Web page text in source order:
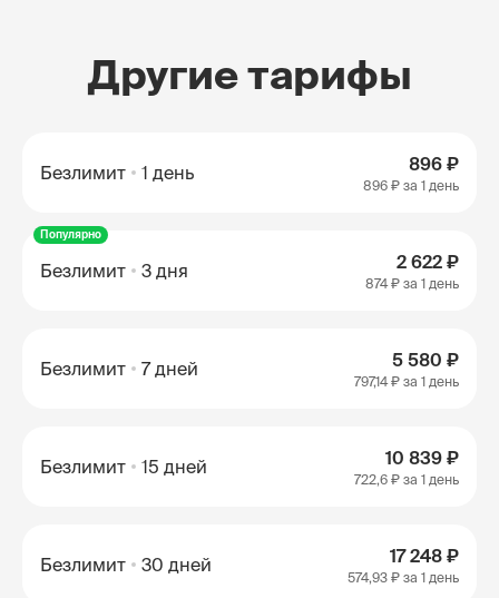
Другие тарифы
Безлимит 1 день 896 ₽
896 ₽ за 1 день
Популярно
Безлимит 3 дня 2 622 ₽
874 ₽ за 1 день
Безлимит 7 дней 5 580 ₽
797,14 ₽ за 1 день
Безлимит 15 дней 10 839 ₽
722,6 ₽ за 1 день
Безлимит 30 дней 17 248 ₽
574,93 ₽ за 1 день